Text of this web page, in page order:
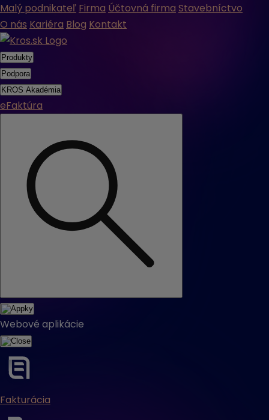
Malý podnikateľ Firma Účtovná firma Stavebníctvo
O nás Kariéra Blog Kontakt
Produkty
Podpora
KROS Akadémia
eFaktúra
Webové aplikácie
Fakturácia